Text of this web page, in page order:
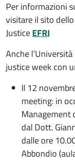
Per informazioni
visitare il sito
JusticeEFRJ
Anche
justice week con
Il 12
meeting: in
Management
dal Dott.
dalle ore
Abbondio